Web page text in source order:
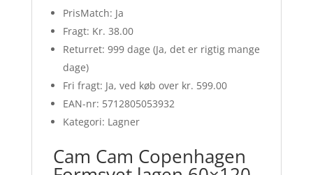
PrisMatch: Ja
Fragt: Kr. 38.00
Returret: 999 dage (Ja, det er rigtig mange
dage)
Fri fragt: Ja, ved køb over kr. 599.00
EAN-nr: 5712805053932
Kategori: Lagner
Cam Cam Copenhagen